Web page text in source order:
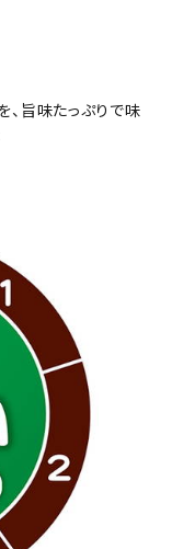
、旨味たっぷりで味